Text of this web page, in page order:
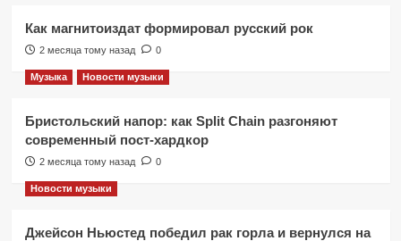
Как магнитоиздат формировал русский рок
2 месяца тому назад 0
Музыка Новости музыки
Бристольский напор: как Split Chain разгоняют
современный пост-хардкор
2 месяца тому назад 0
Новости музыки
Джейсон Ньюстед победил рак горла и вернулся на